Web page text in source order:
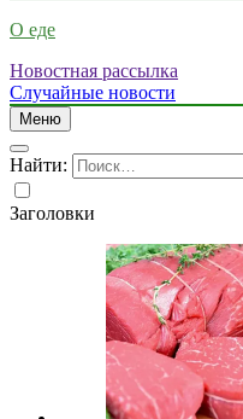
О еде
Новостная рассылка
Случайные новости
Меню
Найти:
Заголовки